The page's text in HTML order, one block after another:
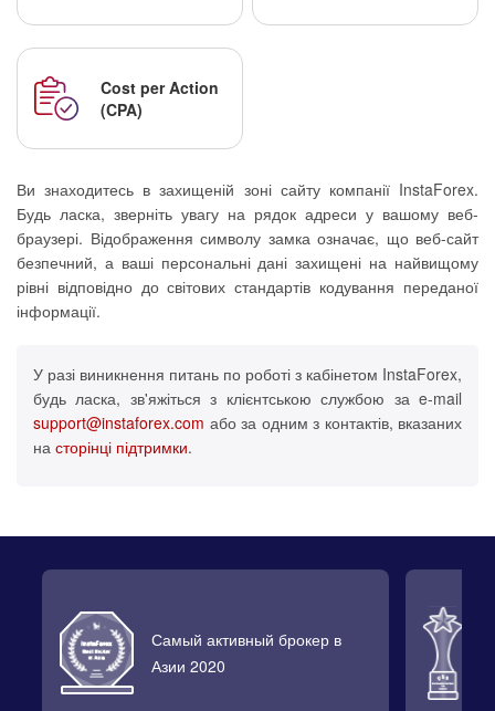
Cost per Action
(CPA)
Ви знаходитесь в захищеній зоні сайту компанії InstaForex.
Будь ласка, зверніть увагу на рядок адреси у вашому веб-
браузері. Відображення символу замка означає, що веб-сайт
безпечний, а ваші персональні дані захищені на найвищому
рівні відповідно до світових стандартів кодування переданої
інформації.
У разі виникнення питань по роботі з кабінетом InstaForex,
будь ласка, зв'яжіться з клієнтською службою за e-mail
support@instaforex.com або за одним з контактів, вказаних
на сторінці підтримки.
Самый активный брокер в
Азии 2020